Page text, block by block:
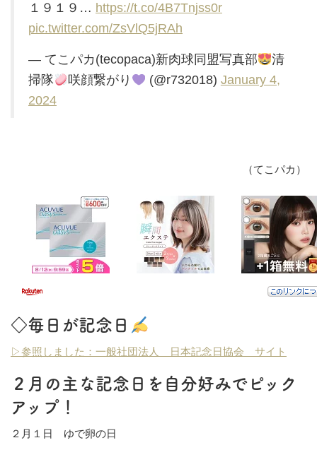
１９１９… https://t.co/4B7Tnjss0r
pic.twitter.com/ZsVlQ5jRAh
— てこパカ(tecopaca)新肉球同盟写真部
清
掃隊
咲顔繋がり (@r732018) January 4,
2024
（てこパカ）
◇毎日が記念日
▷参照しました：一般社団法人 日本記念日協会 サイト
２月の主な記念日を自分好みでピック
アップ！
２月１日 ゆで卵の日